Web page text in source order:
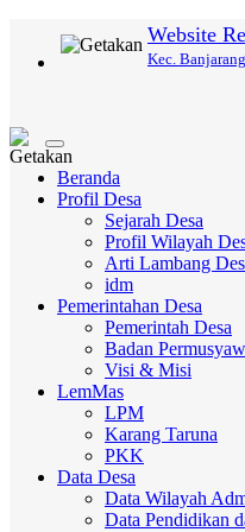
Website
Kec.
Toggle
navigation
Beranda
Profil Desa
Sejarah Desa
Profil Wilayah
Arti Lambang
idm
Pemerintahan Desa
Pemerintah Desa
Badan
Visi & Misi
LemMas
LPM
Karang Taruna
PKK
Data Desa
Data Wilayah
Data Pendidikan